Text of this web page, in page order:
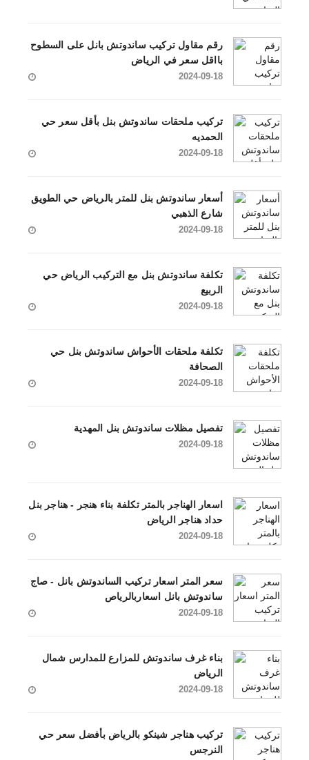
رقم مقاول تركيب ساندوتش بانل على السطوح
بااقل سعر في الرياض
2024-09-18
تركيب ملحقات ساندوتش بنل بأقل سعر حي
الحمديه
2024-09-18
أسعار ساندوتش بنل للمتر بالرياض حي الطويق
شارع الذهبي
2024-09-18
تكلفة ساندوتش بنل مع التركيب الرياض حي
الربيع
2024-09-18
تكلفة ملحقات الأحواش ساندوتش بنل حي
الصحافة
2024-09-18
تفصيل مظلات ساندوتش بنل المهدية
2024-09-18
اسعار الهناجر بالمتر تكلفة بناء هنجر - هناجر بنل
حداد هناجر الرياض
2024-09-18
سعر المتر اسعار تركيب الساندوتش بانل - صاج
ساندوتش بانل اسعاربالرياص
2024-09-18
بناء غرف ساندوتش للمزارع للمدارس شمال
الرياض
2024-09-18
تركيب هناجر شينكو بالرياض بأفضل سعر حي
النرجس